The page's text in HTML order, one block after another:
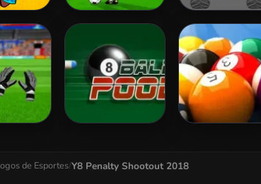
2
Tiki Taka Run Turbotastic
de Esportes/Y8 Penalty Shootout 2018